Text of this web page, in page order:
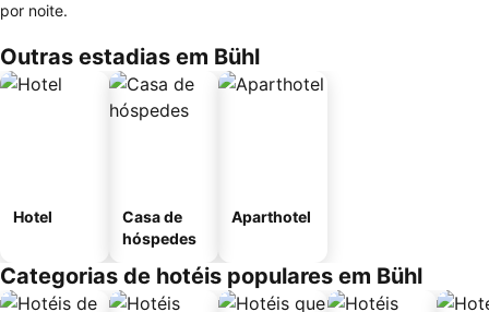
por noite.
Outras estadias em Bühl
Hotel
Casa de
hóspedes
Aparthotel
Categorias de hotéis populares em Bühl